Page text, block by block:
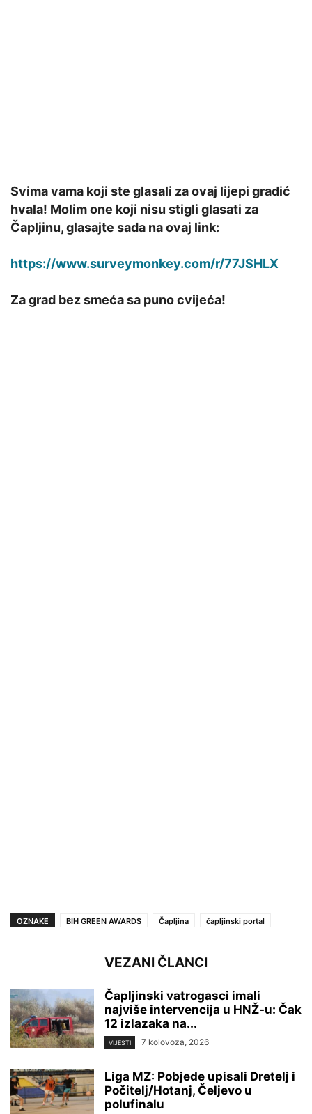
Svima vama koji ste glasali za ovaj lijepi gradić
hvala! Molim one koji nisu stigli glasati za
Čapljinu, glasajte sada na ovaj link:
https://www.surveymonkey.com/r/77JSHLX
Za grad bez smeća sa puno cvijeća!
OZNAKE BIH GREEN AWARDS Čapljina čapljinski portal
VEZANI ČLANCI
Čapljinski vatrogasci imali
najviše intervencija u HNŽ-u: Čak
12 izlazaka na...
VIJESTI 7 kolovoza, 2026
Liga MZ: Pobjede upisali Dretelj i
Počitelj/Hotanj, Čeljevo u
polufinalu